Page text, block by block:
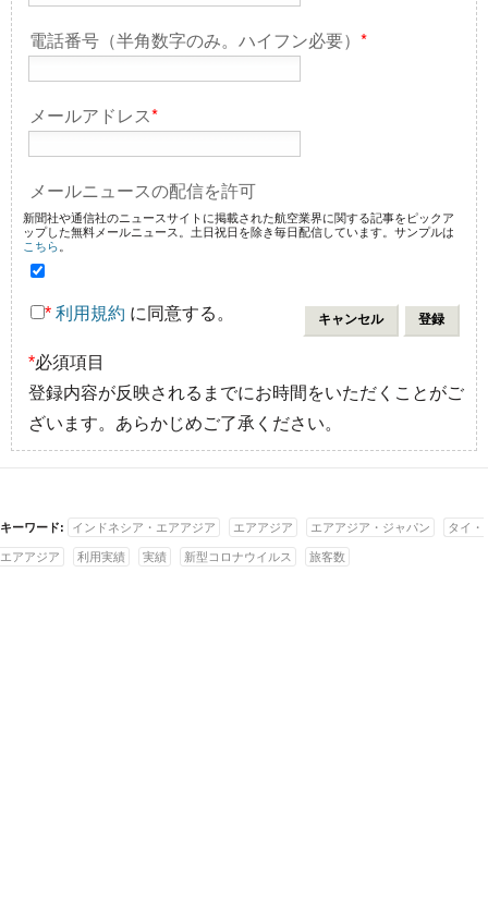
電話番号（半角数字のみ。ハイフン必要） *
メールアドレス*
メールニュースの配信を許可
新聞社や通信社のニュースサイトに掲載された航空業界に関する記事をピックア
ップした無料メールニュース。土日祝日を除き毎日配信しています。サンプルは
こちら
* 利用規約 に同意する。
*必須項目
登録内容が反映されるまでにお時間をいただくことがご
ざいます。あらかじめご了承ください。
キーワード: インドネシア・エアアジア エアアジア エアアジア・ジャパン タイ・
エアアジア 利用実績 実績 新型コロナウイルス 旅客数